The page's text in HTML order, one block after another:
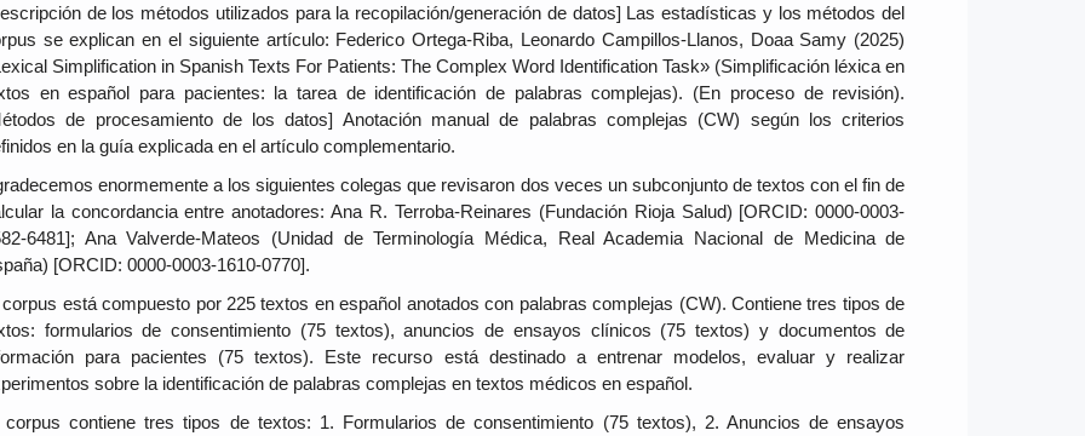
de los métodos utilizados para la recopilación/generación de datos] Las estadísticas y los métodos del
se explican en el siguiente artículo: Federico Ortega-Riba, Leonardo Campillos-Llanos, Doaa Samy (2025)
Simplification in Spanish Texts For Patients: The Complex Word Identification Task» (Simplificación léxica en
en español para pacientes: la tarea de identificación de palabras complejas). (En proceso de revisión).
de procesamiento de los datos] Anotación manual de palabras complejas (CW) según los criterios
en la guía explicada en el artículo complementario.
enormemente a los siguientes colegas que revisaron dos veces un subconjunto de textos con el fin de
la concordancia entre anotadores: Ana R. Terroba-Reinares (Fundación Rioja Salud) [ORCID: 0000-0003-
6481]; Ana Valverde-Mateos (Unidad de Terminología Médica, Real Academia Nacional de Medicina de
[ORCID: 0000-0003-1610-0770].
está compuesto por 225 textos en español anotados con palabras complejas (CW). Contiene tres tipos de
formularios de consentimiento (75 textos), anuncios de ensayos clínicos (75 textos) y documentos de
para pacientes (75 textos). Este recurso está destinado a entrenar modelos, evaluar y realizar
sobre la identificación de palabras complejas en textos médicos en español.
corpus contiene tres tipos de textos: 1. Formularios de consentimiento (75 textos), 2. Anuncios de ensayos